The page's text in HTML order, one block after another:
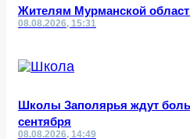
Жителям Мурманской
08.08.2026, 15:31
Школы Заполярья ждут
сентября
08.08.2026, 14:49